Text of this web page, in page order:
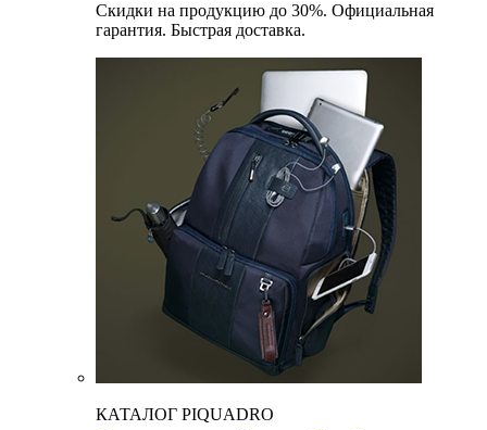
Скидки на продукцию до 30%. Официальная
гарантия. Быстрая доставка.
КАТАЛОГ PIQUADRO